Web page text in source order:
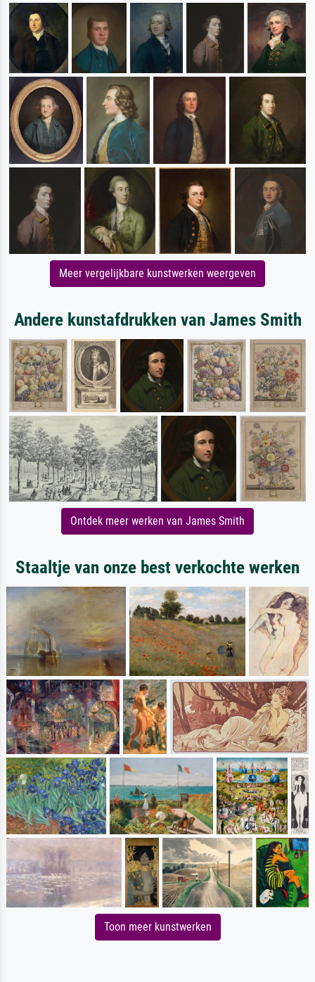
Meer vergelijkbare kunstwerken weergeven
Andere kunstafdrukken van James Smith
Ontdek meer werken van James Smith
Staaltje van onze best verkochte werken
Toon meer kunstwerken